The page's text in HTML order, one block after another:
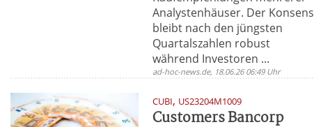
Analystenhäuser. Der Konsens
bleibt nach den jüngsten
Quartalszahlen robust
während Investoren ...
ad-hoc-news.de, 18.06.26 06:49 Uhr
CUBI, US23204M1009
Customers Bancorp